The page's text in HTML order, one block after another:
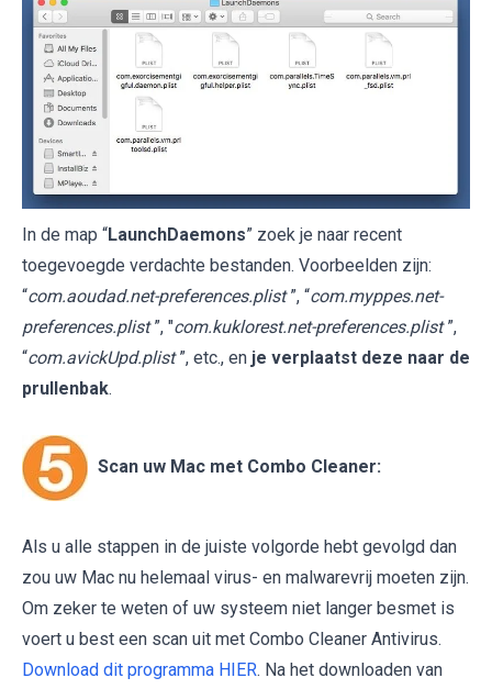
In de map “LaunchDaemons” zoek je naar recent
toegevoegde verdachte bestanden. Voorbeelden zijn:
“com.aoudad.net-preferences.plist ”, “com.myppes.net-
preferences.plist ”, "com.kuklorest.net-preferences.plist ”,
“com.avickUpd.plist ”, etc., en je verplaatst deze naar de
prullenbak.
Scan uw Mac met Combo Cleaner:
Als u alle stappen in de juiste volgorde hebt gevolgd dan
zou uw Mac nu helemaal virus- en malwarevrij moeten zijn.
Om zeker te weten of uw systeem niet langer besmet is
voert u best een scan uit met Combo Cleaner Antivirus.
Download dit programma HIER. Na het downloaden van